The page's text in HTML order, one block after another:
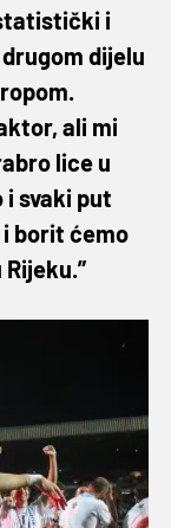
i
dijelu
ali mi
lice u
i svaki put
i borit ćemo